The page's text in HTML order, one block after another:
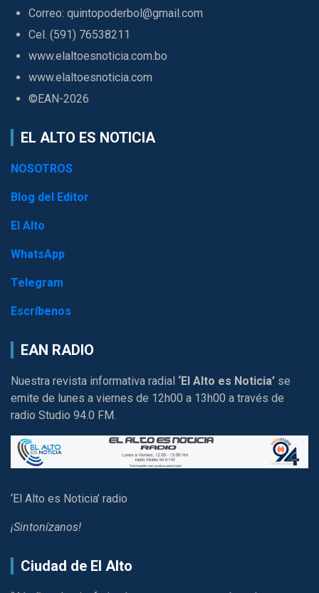
Correo: quintopoderbol@gmail.com
Cel. (591) 76538211
www.elaltoesnoticia.com.bo
www.elaltoesnoticia.com
©EAN-2026
EL ALTO ES NOTICIA
NOSOTROS
Blog del Editor
El Alto
WhatsApp
Telegram
Escríbenos
EAN RADIO
Nuestra revista informativa radial ‘El Alto es Noticia’ se
emite de lunes a viernes de 12h00 a 13h00 a través de
radio Studio 94.0 FM.
‘El Alto es Noticia’ radio
¡Sintonízanos!
Ciudad de El Alto